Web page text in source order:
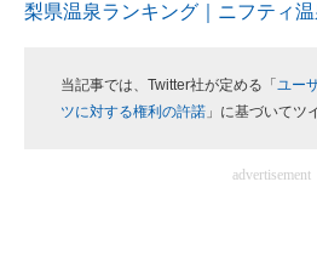
梨県温泉ランキング｜ニフティ温
当記事では、Twitter社が定める「 ユー
ツに対する権利の許諾 」に基づいてツ
advertisement